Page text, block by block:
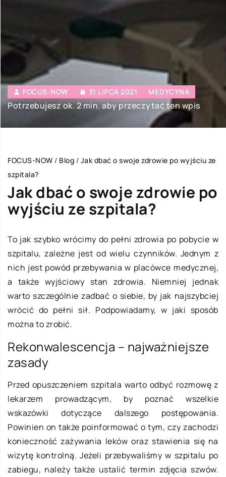
FOCUS-NOW 31 LIPCA 2021 MEDYCYNA
Potrzebujesz ok. 2 min. aby przeczytać ten wpis
FOCUS-NOW / Blog / Jak dbać o swoje zdrowie po wyjściu ze
szpitala?
Jak dbać o swoje zdrowie po
wyjściu ze szpitala?
To jak szybko wrócimy do pełni zdrowia po pobycie w
szpitalu, zależne jest od wielu czynników. Jednym z
nich jest powód przebywania w placówce medycznej,
a także wyjściowy stan zdrowia. Niemniej jednak
warto szczególnie zadbać o siebie, by jak najszybciej
wrócić do pełni sił. Podpowiadamy, w jaki sposób
można to zrobić.
Rekonwalescencja – najważniejsze
zasady
Przed opuszczeniem szpitala warto odbyć rozmowę z
lekarzem prowadzącym, by poznać wszelkie
wskazówki dotyczące dalszego postępowania.
Powinien on także poinformować o tym, czy zachodzi
konieczność zażywania leków oraz stawienia się na
wizytę kontrolną. Jeżeli przebywaliśmy w szpitalu po
zabiegu, należy także ustalić termin zdjęcia szwów.